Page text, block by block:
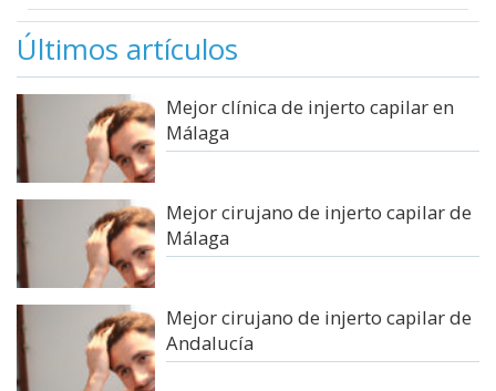
Últimos artículos
Mejor clínica de injerto capilar en
Málaga
Mejor cirujano de injerto capilar de
Málaga
Mejor cirujano de injerto capilar de
Andalucía